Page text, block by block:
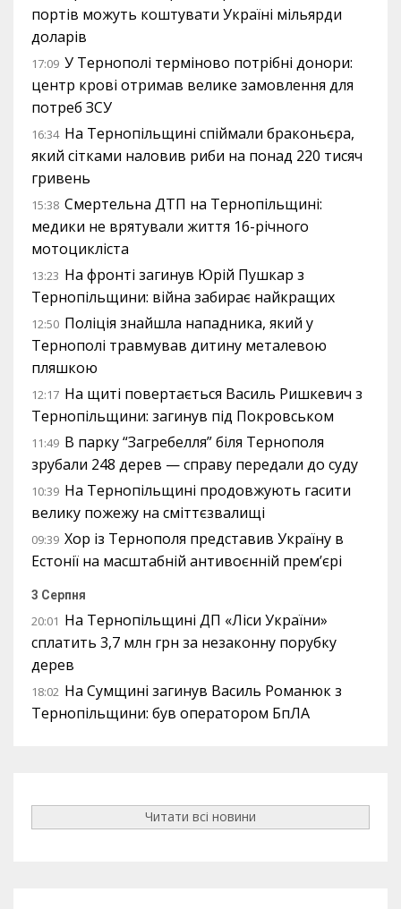
портів можуть коштувати Україні мільярди
доларів
17:09 У Тернополі терміново потрібні донори:
центр крові отримав велике замовлення для
потреб ЗСУ
16:34 На Тернопільщині спіймали браконьєра,
який сітками наловив риби на понад 220 тисяч
гривень
15:38 Смертельна ДТП на Тернопільщині:
медики не врятували життя 16-річного
мотоцикліста
13:23 На фронті загинув Юрій Пушкар з
Тернопільщини: війна забирає найкращих
12:50 Поліція знайшла нападника, який у
Тернополі травмував дитину металевою
пляшкою
12:17 На щиті повертається Василь Ришкевич з
Тернопільщини: загинув під Покровськом
11:49 В парку “Загребелля” біля Тернополя
зрубали 248 дерев — справу передали до суду
10:39 На Тернопільщині продовжують гасити
велику пожежу на сміттєзвалищі
09:39 Хор із Тернополя представив Україну в
Естонії на масштабній антивоєнній прем’єрі
3 Серпня
20:01 На Тернопільщині ДП «Ліси України»
сплатить 3,7 млн грн за незаконну порубку
дерев
18:02 На Сумщині загинув Василь Романюк з
Тернопільщини: був оператором БпЛА
Читати всі новини